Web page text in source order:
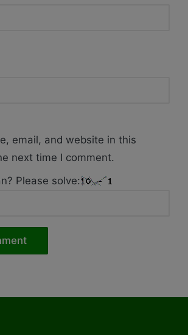
email, and website in this
next time I comment.
Please solve: